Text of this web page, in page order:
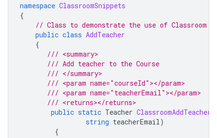
namespace ClassroomSnippets
{
// Class to demonstrate the use of Classroom
public class AddTeacher
{
/// <summary>
/// Add teacher to the Course
/// </summary>
/// <param name="courseId"></param>
/// <param name="teacherEmail"></param>
/// <returns></returns>
public static Teacher ClassroomAddTeacher
string teacherEmail )
{